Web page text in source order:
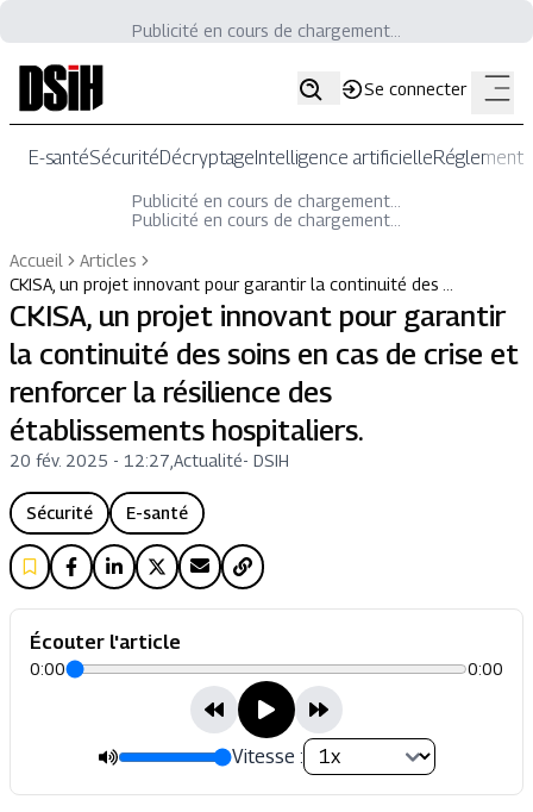
Publicité en cours de chargement...
Se connecter
E-santéSécuritéDécryptageIntelligence artificielle
Publicité en cours de chargement...
Publicité en cours de chargement...
Accueil
Articles
CKISA, un projet innovant pour garantir la continuité des …
CKISA, un projet innovant pour garantir
la continuité des soins en cas de crise et
renforcer la résilience des
établissements hospitaliers.
20 fév. 2025 - 12:27 Actualité- DSIH
Sécurité E-santé
Écouter l'article
0:00 0:00
Vitesse :